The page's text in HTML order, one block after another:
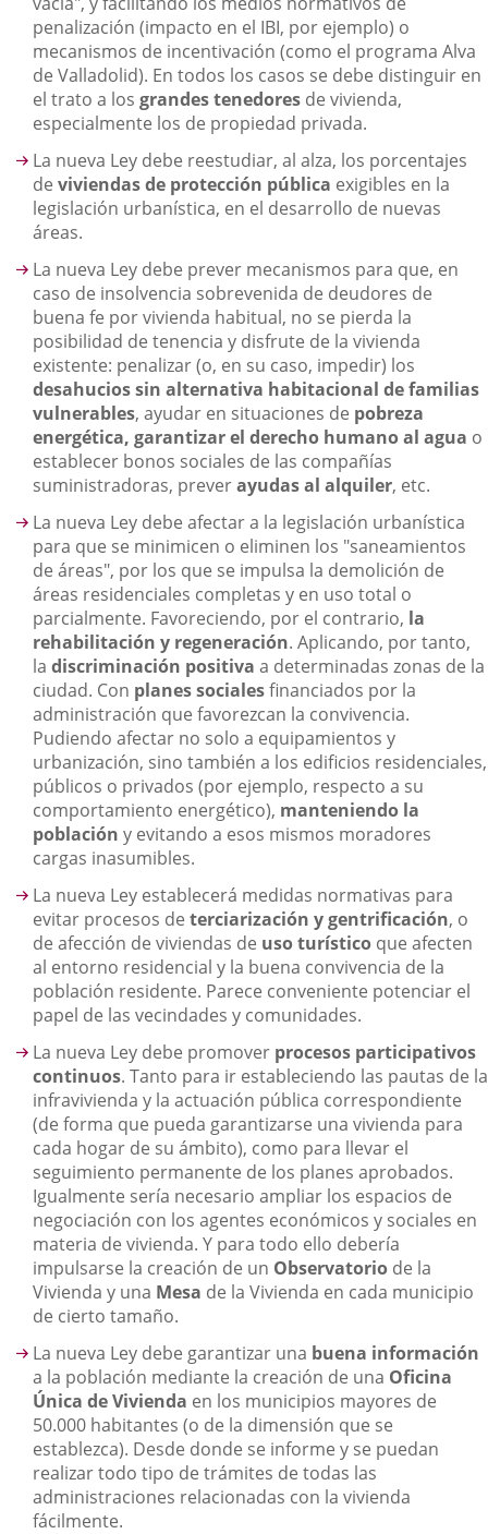
penalización (impacto en el IBI, por ejemplo) o
mecanismos de incentivación (como el programa Alva
de Valladolid). En todos los casos se debe distinguir en
el trato a los grandes tenedores de vivienda,
especialmente los de propiedad privada.
La nueva Ley debe reestudiar, al alza, los porcentajes
de viviendas de protección pública exigibles en la
legislación urbanística, en el desarrollo de nuevas
áreas.
La nueva Ley debe prever mecanismos para que, en
caso de insolvencia sobrevenida de deudores de
buena fe por vivienda habitual, no se pierda la
posibilidad de tenencia y disfrute de la vivienda
existente: penalizar (o, en su caso, impedir) los
desahuciossin alternativa habitacional de familias
vulnerables, ayudar en situaciones de pobreza
energética, garantizar el derecho humano al agua o
establecer bonos sociales de las compañías
suministradoras, preverayudas al alquiler, etc.
La nueva Ley debe afectar a la legislación urbanística
para que se minimicen o eliminen los "saneamientos
de áreas", por los que se impulsa la demolición de
áreas residenciales completas y en uso total o
parcialmente. Favoreciendo, por el contrario, la
rehabilitación y regeneración. Aplicando, por tanto,
la discriminación positiva a determinadas zonas de la
ciudad. Con planes socialesfinanciados por la
administración que favorezcan la convivencia.
Pudiendo afectar no solo a equipamientos y
urbanización, sino también a los edificios residenciales,
públicos o privados (por ejemplo, respecto a su
comportamiento energético), manteniendo la
población y evitando a esos mismos moradores
cargas inasumibles.
La nueva Ley establecerá medidas normativas para
evitar procesos de terciarización y gentrificación, o
de afección de viviendas de uso turístico que afecten
al entorno residencial y la buena convivencia de la
población residente. Parece conveniente potenciar el
papel de las vecindades y comunidades.
La nueva Ley debe promover procesos participativos
continuos. Tanto para ir estableciendo las pautas de la
infravivienda y la actuación pública correspondiente
(de forma que pueda garantizarse una vivienda para
cada hogar de su ámbito), como para llevar el
seguimiento permanente de los planes aprobados.
Igualmente sería necesario ampliar los espacios de
negociación con los agentes económicos y sociales en
materia de vivienda. Y para todo ello debería
impulsarse la creación de un Observatorio de la
Vivienda y una Mesa de la Vivienda en cada municipio
de cierto tamaño.
La nueva Ley debe garantizar una buena información
a la población mediante la creación de una Oficina
Única de Vivienda en los municipios mayores de
50.000 habitantes (o de la dimensión que se
establezca). Desde donde se informe y se puedan
realizar todo tipo de trámites de todas las
administraciones relacionadas con la vivienda
fácilmente.